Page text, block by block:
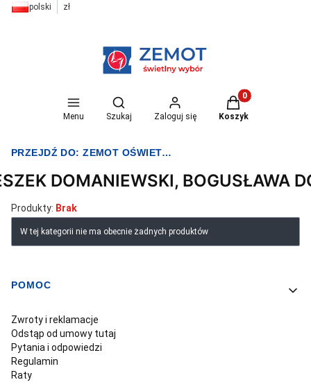
polski zł
Menu
Otwórz wyszukiwarkę
Szukaj Zaloguj się
Produkty w
Koszyk
PRZEJDŹ DO:ZEMOT OŚWIETLENIE I ELEKTRYKA
DOMANIEWSKI, BOGUSŁAWA
Produkty: Brak
Lista produktów
W tej kategorii nie ma obecnie żadnych produktów
Linki w stopce
POMOC
Zwroty i reklamacje
Odstąp od umowy tutaj
Pytania i odpowiedzi
Regulamin
Raty